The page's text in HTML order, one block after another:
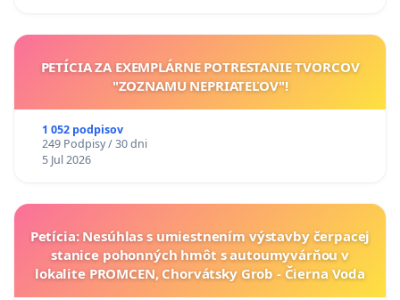
PETÍCIA ZA EXEMPLÁRNE POTRESTANIE TVORCOV
"ZOZNAMU NEPRIATEĽOV"!
1 052 podpisov
249 Podpisy / 30 dni
5 Jul 2026
Petícia: Nesúhlas s umiestnením výstavby čerpacej
stanice pohonných hmôt s autoumyvárňou v
lokalite PROMCEN, Chorvátsky Grob - Čierna Voda